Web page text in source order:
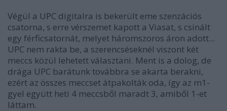
Végül a UPC digitalra is bekerült eme szenzációs
csatorna, s erre vérszemet kapott a Viasat, s csinált
egy férficsatornát, melyet háromszoros áron adott...
UPC nem rakta be, a szerencséseknél viszont két
meccs közül lehetett választani. Ment is a dolog, de
drága UPC barátunk továbbra se akarta berakni,
ezért az összes meccset átpakolták oda, így az m1-
gyel együtt heti 4 meccsből maradt 3, amiből 1-et
láttam.